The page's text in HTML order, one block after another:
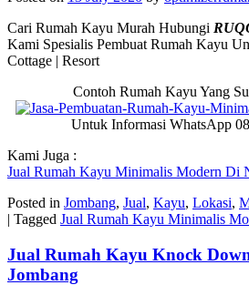
Cari Rumah Kayu Murah Hubungi
Kami Spesialis Pembuat Rumah Kayu
Cottage | Resort
Contoh Rumah Kayu Yang
Untuk Informasi WhatsApp
Kami Juga :
Jual Rumah Kayu Minimalis Modern Di
Posted in Jombang, Jual, Kayu, Lokasi,
| Tagged Jual Rumah Kayu Minimalis
Jual Rumah Kayu Knock
Jombang